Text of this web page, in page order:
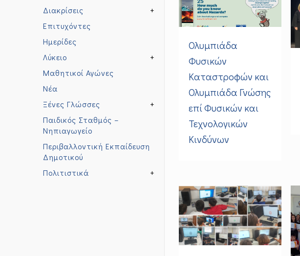
Ολυμπιάδα
Φυσικών
Καταστροφών και
Ολυμπιάδα Γνώσης
επί Φυσικών και
Τεχνολογικών
Κινδύνων
+
Διακρίσεις
Επιτυχόντες
Ημερίδες
+
Λύκειο
Μαθητικοί Αγώνες
Νέα
+
Ξένες Γλώσσες
Παιδικός Σταθμός –
Νηπιαγωγείο
Περιβαλλοντική Εκπαίδευση
Δημοτικού
+
Πολιτιστικά